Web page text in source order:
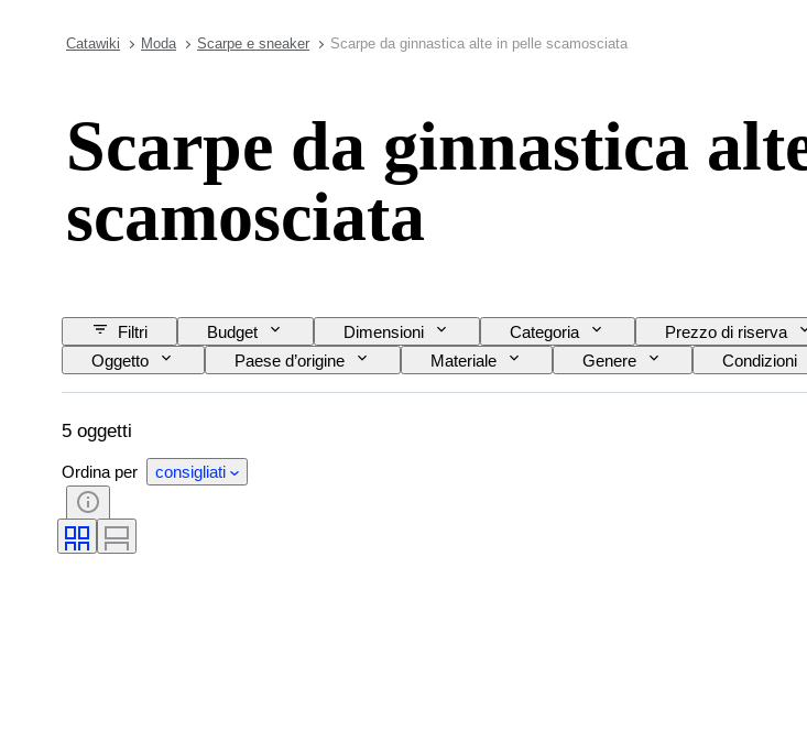
Catawiki Moda Scarpe e sneaker Scarpe da ginnastica alte in pelle scamosciata
Scarpe da ginnastica
scamosciata
Filtri Budget Dimensioni Categoria Prezzo di riserva
Oggetto
Paese d’origine Materiale Genere Condizioni
Modello
Misura di scarpe
5 oggetti
Ordina per consigliati